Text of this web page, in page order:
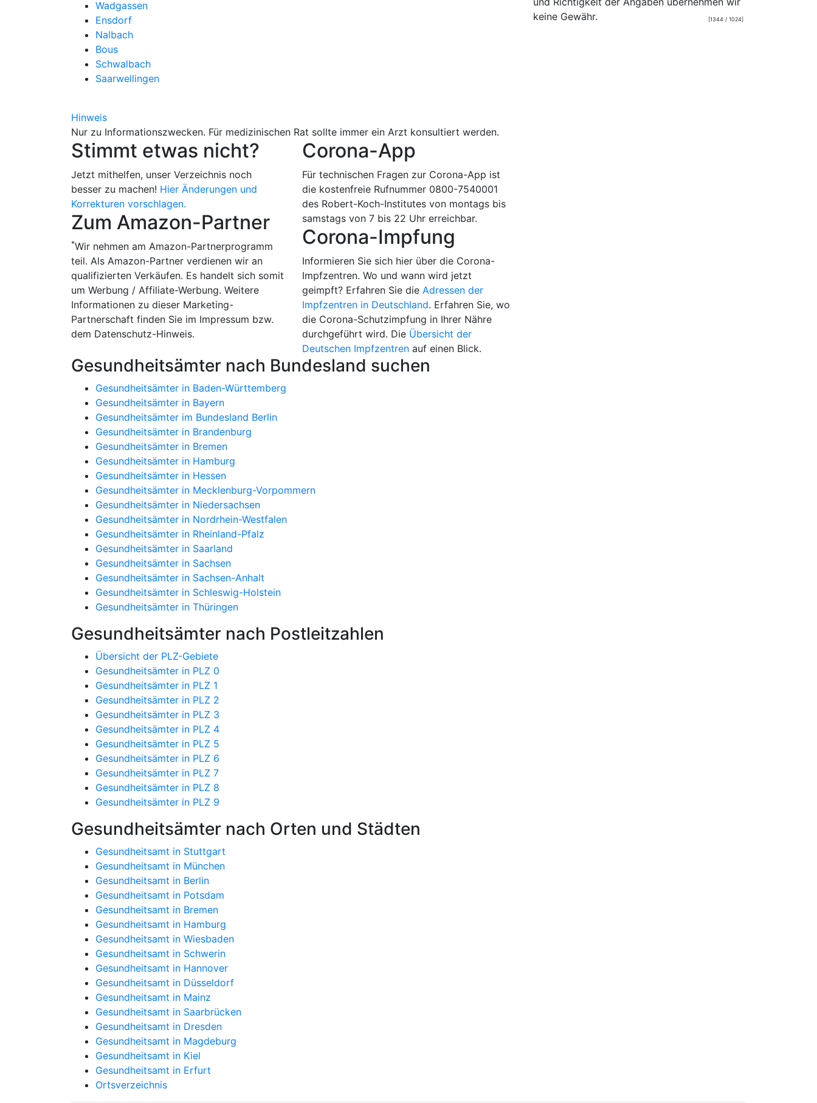
Wadgassen
Ensdorf
Nalbach
Bous
Schwalbach
Saarwellingen
Hinweis
Nur zu Informationszwecken. Für medizinischen Rat sollte immer ein Arzt konsultiert werden.
Stimmt etwas nicht?
Jetzt mithelfen, unser Verzeichnis noch
besser zu machen! Hier Änderungen und
Korrekturen vorschlagen.
Zum Amazon-Partner
*Wir nehmen am Amazon-Partnerprogramm
teil. Als Amazon-Partner verdienen wir an
qualifizierten Verkäufen. Es handelt sich somit
um Werbung / Affiliate-Werbung. Weitere
Informationen zu dieser Marketing-
Partnerschaft finden Sie im Impressum bzw.
dem Datenschutz-Hinweis.
Corona-App
Für technischen Fragen zur Corona-App ist
die kostenfreie Rufnummer 0800-7540001
des Robert-Koch-Institutes von montags bis
samstags von 7 bis 22 Uhr erreichbar.
Corona-Impfung
Informieren Sie sich hier über die Corona-
Impfzentren. Wo und wann wird jetzt
geimpft? Erfahren Sie die Adressen der
Impfzentren in Deutschland. Erfahren Sie, wo
die Corona-Schutzimpfung in Ihrer Nähre
durchgeführt wird. Die Übersicht der
Deutschen Impfzentren auf einen Blick.
keine Gewähr.
[1344 / 1024]
Gesundheitsämter nach Bundesland suchen
Gesundheitsämter in Baden-Württemberg
Gesundheitsämter in Bayern
Gesundheitsämter im Bundesland Berlin
Gesundheitsämter in Brandenburg
Gesundheitsämter in Bremen
Gesundheitsämter in Hamburg
Gesundheitsämter in Hessen
Gesundheitsämter in Mecklenburg-Vorpommern
Gesundheitsämter in Niedersachsen
Gesundheitsämter in Nordrhein-Westfalen
Gesundheitsämter in Rheinland-Pfalz
Gesundheitsämter in Saarland
Gesundheitsämter in Sachsen
Gesundheitsämter in Sachsen-Anhalt
Gesundheitsämter in Schleswig-Holstein
Gesundheitsämter in Thüringen
Gesundheitsämter nach Postleitzahlen
Übersicht der PLZ-Gebiete
Gesundheitsämter in PLZ 0
Gesundheitsämter in PLZ 1
Gesundheitsämter in PLZ 2
Gesundheitsämter in PLZ 3
Gesundheitsämter in PLZ 4
Gesundheitsämter in PLZ 5
Gesundheitsämter in PLZ 6
Gesundheitsämter in PLZ 7
Gesundheitsämter in PLZ 8
Gesundheitsämter in PLZ 9
Gesundheitsämter nach Orten und Städten
Gesundheitsamt in Stuttgart
Gesundheitsamt in München
Gesundheitsamt in Berlin
Gesundheitsamt in Potsdam
Gesundheitsamt in Bremen
Gesundheitsamt in Hamburg
Gesundheitsamt in Wiesbaden
Gesundheitsamt in Schwerin
Gesundheitsamt in Hannover
Gesundheitsamt in Düsseldorf
Gesundheitsamt in Mainz
Gesundheitsamt in Saarbrücken
Gesundheitsamt in Dresden
Gesundheitsamt in Magdeburg
Gesundheitsamt in Kiel
Gesundheitsamt in Erfurt
Ortsverzeichnis